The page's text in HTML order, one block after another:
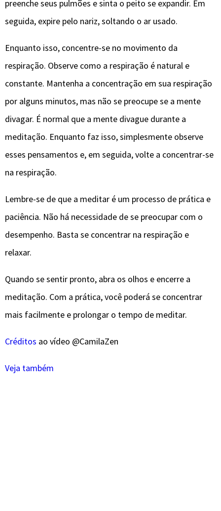
preenche seus pulmões e sinta o peito se expandir. Em
seguida, expire pelo nariz, soltando o ar usado.
Enquanto isso, concentre-se no movimento da
respiração. Observe como a respiração é natural e
constante. Mantenha a concentração em sua respiração
por alguns minutos, mas não se preocupe se a mente
divagar. É normal que a mente divague durante a
meditação. Enquanto faz isso, simplesmente observe
esses pensamentos e, em seguida, volte a concentrar-se
na respiração.
Lembre-se de que a meditar é um processo de prática e
paciência. Não há necessidade de se preocupar com o
desempenho. Basta se concentrar na respiração e
relaxar.
Quando se sentir pronto, abra os olhos e encerre a
meditação. Com a prática, você poderá se concentrar
mais facilmente e prolongar o tempo de meditar.
Créditos ao vídeo @CamilaZen
Veja também